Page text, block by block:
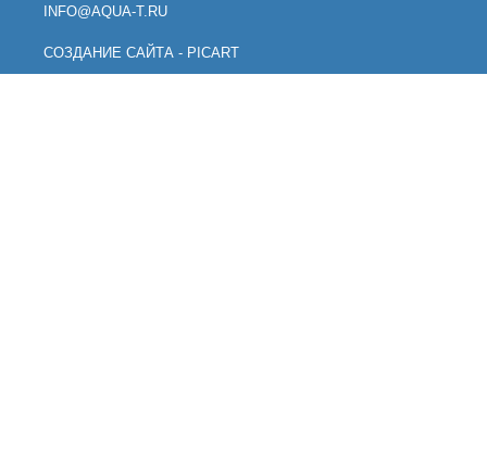
INFO@AQUA-T.RU
СОЗДАНИЕ САЙТА - PICART